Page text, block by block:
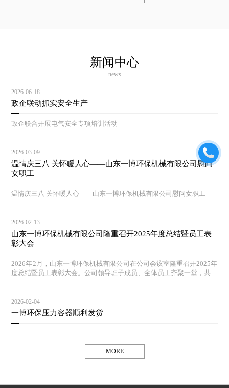
新闻中心
—— news ——
2026-06-18
政企联动抓实安全生产
政企联合开展电气安全专项培训活动
2026-03-09
温情庆三八 关怀暖人心——山东一博环保机械有限公司慰问
女职工
温情庆三八 关怀暖人心——山东一博环保机械有限公司慰问女职工
2026-02-13
山东一博环保机械有限公司隆重召开2025年度总结暨员工表
彰大会
2026年2月，山东一博环保机械有限公司在公司会议室隆重召开2025年
度总结暨员工表彰大会。公司领导班子成员、全体员工齐聚一堂，共同
2026-02-04
一博环保压力容器顺利发货
MORE